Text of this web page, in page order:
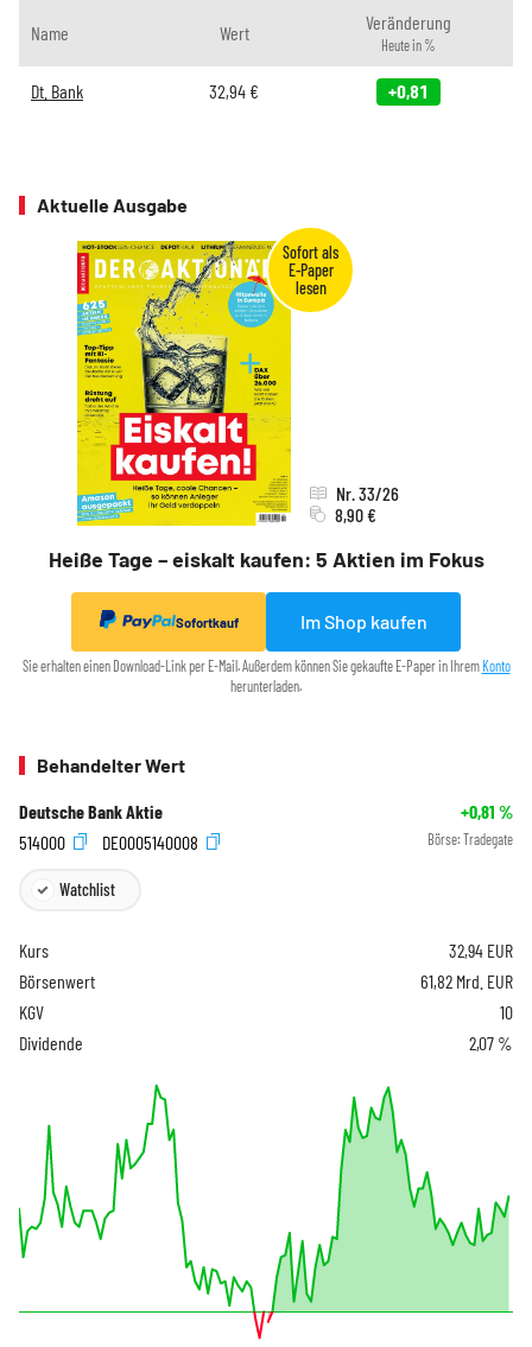
Name Wert Veränderung
Heute in %
Dt. Bank 32,94 € +0,81
Aktuelle Ausgabe
Heiße Tage – eiskalt kaufen: 5 Aktien im Fokus
Nr. 33/26
8,90 €
Sofortkauf Im Shop kaufen
Sie erhalten einen Download-Link per E-Mail. Außerdem können Sie gekaufte E-Paper in Ihrem Konto
herunterladen.
Behandelter Wert
Deutsche Bank Aktie +0,81 %
514000
DE0005140008 Börse: Tradegate
Watchlist
Kurs 32,94 EUR
Börsenwert
61,82 Mrd. EUR
KGV
10
Dividende
2,07 %